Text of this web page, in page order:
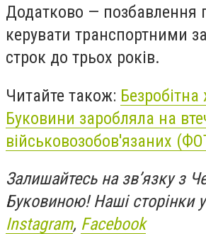
Додатково — позбавлення
керувати транспортними
строк до трьох років.
Читайте також:
Буковини заробляла на
військовозобов'язаних
Залишайтесь на зв’язку з
Буковиною! Наші сторінки
Instagram, Facebook